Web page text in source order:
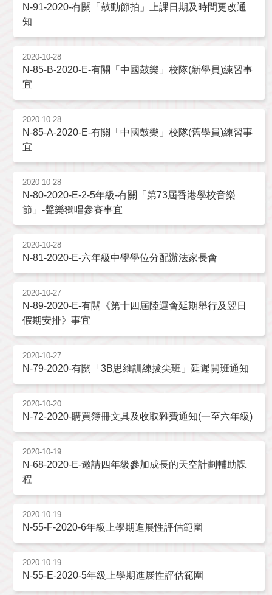
N-91-2020-有關「鼓動節拍」上課日期及時間更改通
知
2020-10-28
N-85-B-2020-E-有關「中國鼓樂」校隊(新學員)練習事
宜
2020-10-28
N-85-A-2020-E-有關「中國鼓樂」校隊(舊學員)練習事
宜
2020-10-28
N-80-2020-E-2-5年級-有關「第73屆香港學校音樂
節」-聲樂獨唱參賽事宜
2020-10-28
N-81-2020-E-六年級中學學位分配辦法家長會
2020-10-27
N-89-2020-E-有關《第十四屆陸運會延期舉行及翌日
假期安排》事宜
2020-10-27
N-79-2020-有關「3B思維訓練拔尖班」延遲開班通知
2020-10-20
N-72-2020-購買簿冊文具及收取雜費通知(一至六年級)
2020-10-19
N-68-2020-E-邀請四年級參加成長的天空計劃輔助課
程
2020-10-19
N-55-F-2020-6年級上學期進展性評估範圍
2020-10-19
N-55-E-2020-5年級上學期進展性評估範圍